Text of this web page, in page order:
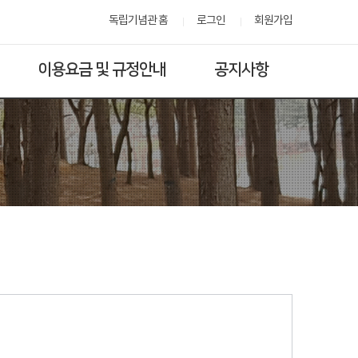
독립기념관 홈 로그인 회원가입
이용요금 및 규정안내 공지사항